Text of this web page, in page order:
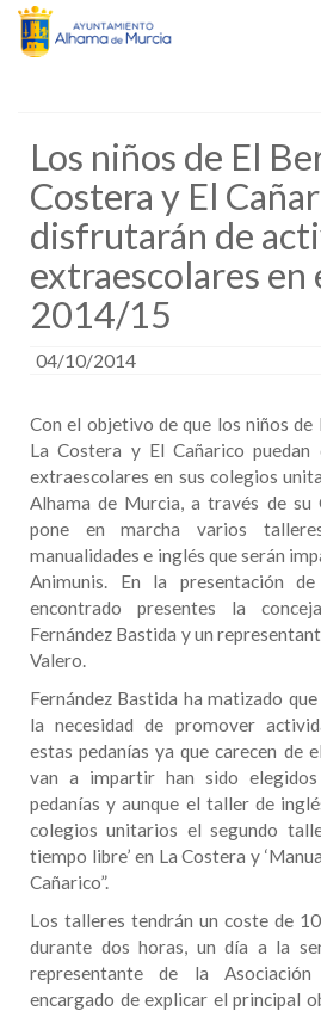
Los niños de El
Costera y El
disfrutarán de
extraescolares en
2014/15
04/10/2014
Con el objetivo de que los niños de
La Costera y El Cañarico
extraescolares en sus colegios
Alhama de Murcia, a través de su
pone en marcha varios
manualidades e inglés que serán
Animunis. En la presentación
encontrado presentes la
Fernández Bastida y un
Valero.
Fernández Bastida ha matizado
la necesidad de promover
estas pedanías ya que carecen de
van a impartir han sido
pedanías y aunque el taller de
colegios unitarios el segundo
tiempo libre’ en La Costera y
Cañarico”.
Los talleres tendrán un coste de
durante dos horas, un día a la
representante de la
encargado de explicar el principal